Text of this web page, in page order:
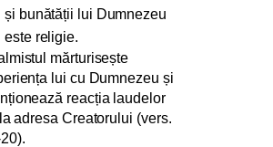
și bunătății lui Dumnezeu
este religie.
mărturisește
lui cu Dumnezeu și
reacția laudelor
adresa Creatorului (vers.